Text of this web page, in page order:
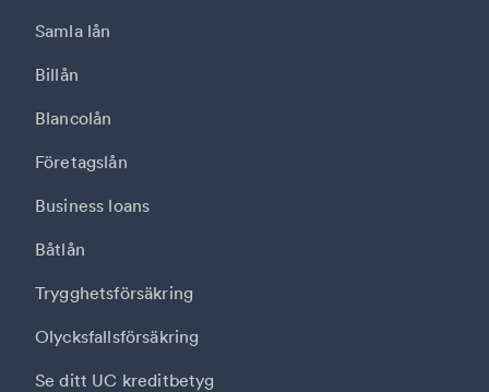
Samla lån
Billån
Blancolån
Företagslån
Business loans
Båtlån
Trygghetsförsäkring
Olycksfallsförsäkring
Se ditt UC kreditbetyg